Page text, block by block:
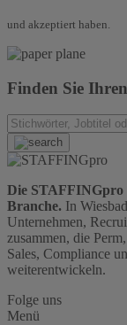
und akzeptiert haben.
Finden Sie
Die STAFFINGpro
Branche. In
Unternehmen,
zusammen, die
Sales, Compliance
weiterentwickeln.
Folge uns
Menü